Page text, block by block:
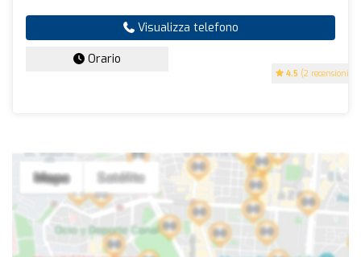
4.5 (2 recensioni)
Visualizza telefono
Orario